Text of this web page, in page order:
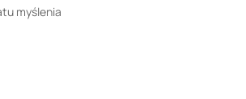
myślenia